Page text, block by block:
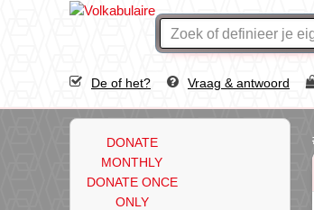
De of het? Vraag & antwoord
DONATE
MONTHLY
DONATE ONCE
ONLY